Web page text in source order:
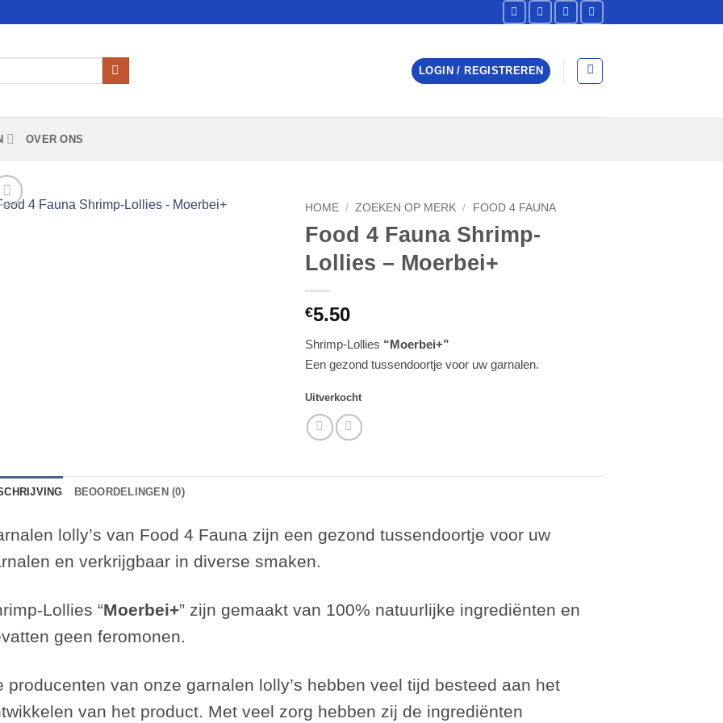
LOGIN / REGISTREREN
OVER ONS
HOME / ZOEKEN OP MERK / FOOD 4 FAUNA
Food 4 Fauna Shrimp-
Lollies – Moerbei+
€5.50
Shrimp-Lollies “Moerbei+”
Een gezond tussendoortje voor uw garnalen.
Uitverkocht
BEOORDELINGEN (0)
lolly’s van Food 4 Fauna zijn een gezond tussendoortje voor uw
en verkrijgbaar in diverse smaken.
Lollies “Moerbei+” zijn gemaakt van 100% natuurlijke ingrediënten en
geen feromonen.
producenten van onze garnalen lolly’s hebben veel tijd besteed aan het
van het product. Met veel zorg hebben zij de ingrediënten